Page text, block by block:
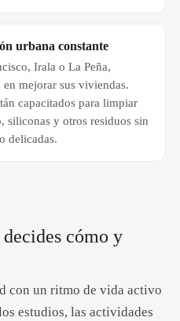
urbana constante
Irala o La Peña,
mejorar sus viviendas.
capacitados para limpiar
siliconas y otros residuos sin
delicadas.
cómo y
con un ritmo de vida activo
estudios, las actividades